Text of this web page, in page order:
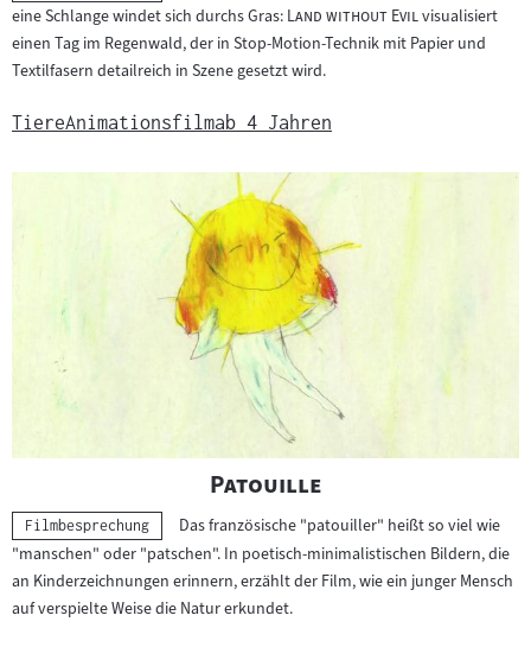
eine Schlange windet sich durchs Gras: "Land without Evil"visualisiert
einen Tag im Regenwald, der in Stop-Motion-Technik mit Papier und
Textilfasern detailreich in Szene gesetzt wird.
TiereAnimationsfilmab 4 Jahren
"
Patouille"
Kategorie:
Filmbesprechung
Das französische "patouiller" heißt so viel wie
"manschen" oder "patschen". In poetisch-minimalistischen Bildern, die
an Kinderzeichnungen erinnern, erzählt der Film, wie ein junger Mensch
auf verspielte Weise die Natur erkundet.